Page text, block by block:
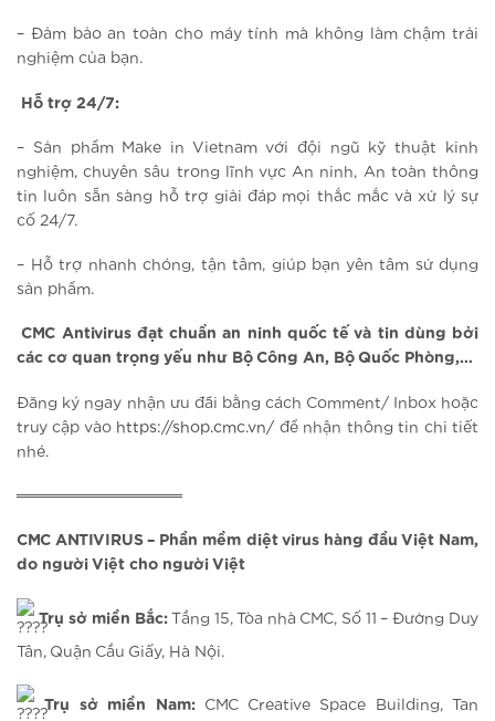
– Đảm bảo an toàn cho máy tính mà không làm chậm trải
nghiệm của bạn.
Hỗ trợ 24/7:
– Sản phẩm Make in Vietnam với đội ngũ kỹ thuật kinh
nghiệm, chuyên sâu trong lĩnh vực An ninh, An toàn thông
tin luôn sẵn sàng hỗ trợ giải đáp mọi thắc mắc và xử lý sự
cố 24/7.
– Hỗ trợ nhanh chóng, tận tâm, giúp bạn yên tâm sử dụng
sản phẩm.
CMC Antivirus đạt chuẩn an ninh quốc tế và tin dùng bởi
các cơ quan trọng yếu như Bộ Công An, Bộ Quốc Phòng,…
Đăng ký ngay nhận ưu đãi bằng cách Comment/ Inbox hoặc
truy cập vào https://shop.cmc.vn/ để nhận thông tin chi tiết
nhé.
═══════════════
CMC ANTIVIRUS – Phần mềm diệt virus hàng đầu Việt Nam,
do người Việt cho người Việt
Trụ sở miền Bắc: Tầng 15, Tòa nhà CMC, Số 11 – Đường Duy
Tân, Quận Cầu Giấy, Hà Nội.
Trụ sở miền Nam: CMC Creative Space Building, Tan